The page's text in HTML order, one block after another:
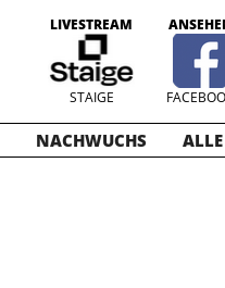
LIVESTREAM
STAIGE
NACHWUCHS